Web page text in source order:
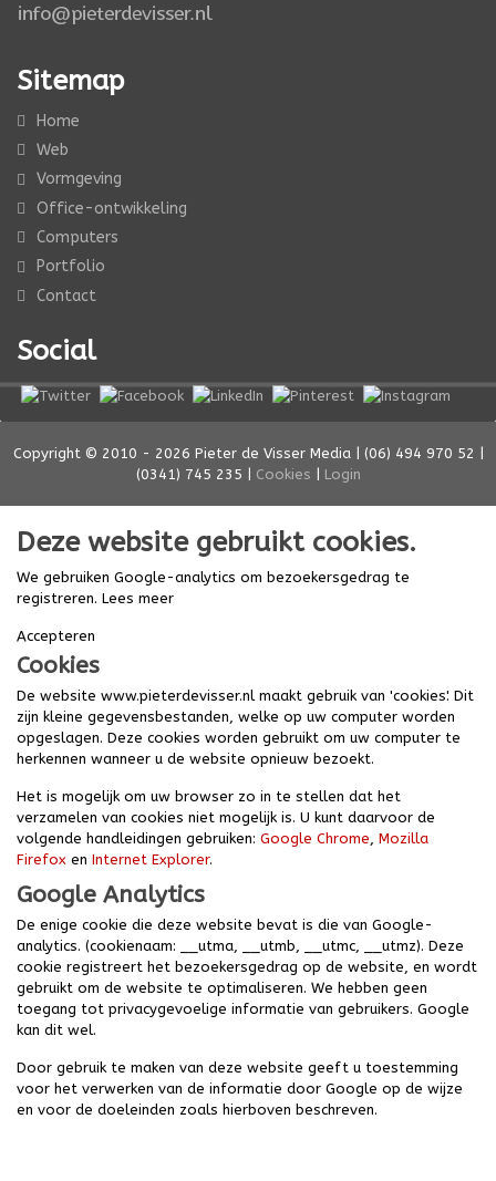
Sitemap
Home
Web
Vormgeving
Office-ontwikkeling
Computers
Portfolio
Contact
Social
Copyright © 2010 - 2026 Pieter de Visser Media | (06) 494 970 52 |
(0341) 745 235 | Cookies Login
Deze website gebruikt cookies.
We gebruiken Google-analytics om bezoekersgedrag te
registreren. Lees meer
Accepteren
Cookies
De website www.pieterdevisser.nl maakt gebruik van 'cookies'. Dit
zijn kleine gegevensbestanden, welke op uw computer worden
opgeslagen. Deze cookies worden gebruikt om uw computer te
herkennen wanneer u de website opnieuw bezoekt.
Het is mogelijk om uw browser zo in te stellen dat het
verzamelen van cookies niet mogelijk is. U kunt daarvoor de
volgende handleidingen gebruiken: Google Chrome, Mozilla
Firefox en Internet Explorer.
Google Analytics
De enige cookie die deze website bevat is die van Google-
analytics. (cookienaam: __utma, __utmb, __utmc, __utmz). Deze
cookie registreert het bezoekersgedrag op de website, en wordt
gebruikt om de website te optimaliseren. We hebben geen
toegang tot privacygevoelige informatie van gebruikers. Google
kan dit wel.
Door gebruik te maken van deze website geeft u toestemming
voor het verwerken van de informatie door Google op de wijze
en voor de doeleinden zoals hierboven beschreven.